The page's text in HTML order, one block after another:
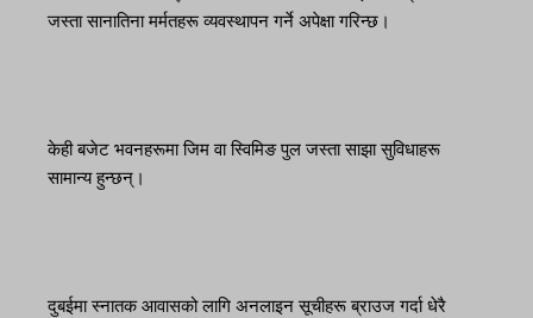
जस्ता सानातिना मर्मतहरू व्यवस्थापन गर्ने अपेक्षा गरिन्छ।
केही बजेट भवनहरूमा जिम वा स्विमिङ पुल जस्ता साझा सुविधाहरू
सामान्य हुन्छन्।
दुबईमा स्नातक आवासको लागि अनलाइन सूचीहरू ब्राउज गर्दा धेरै